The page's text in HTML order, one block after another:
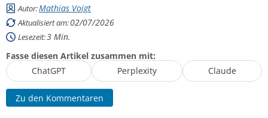
Autor:Mathias Voigt
Aktualisiert am:02/07/2026
Lesezeit:3 Min.
Fasse diesen Artikel zusammen mit:
ChatGPT
Perplexity Claude
Zu den Kommentaren